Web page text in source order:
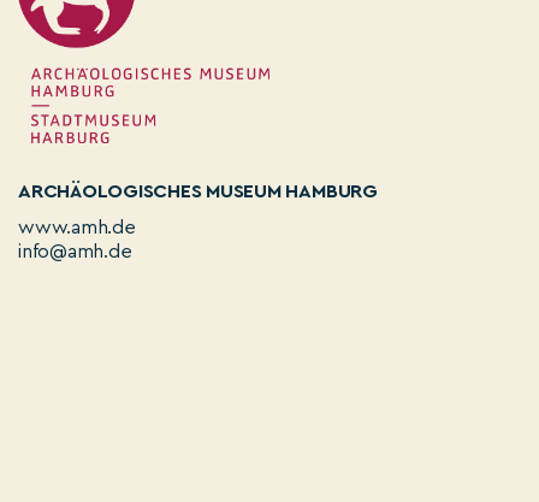
ARCHÄOLOGISCHES MUSEUM HAMBURG
www.amh.de
info@amh.de